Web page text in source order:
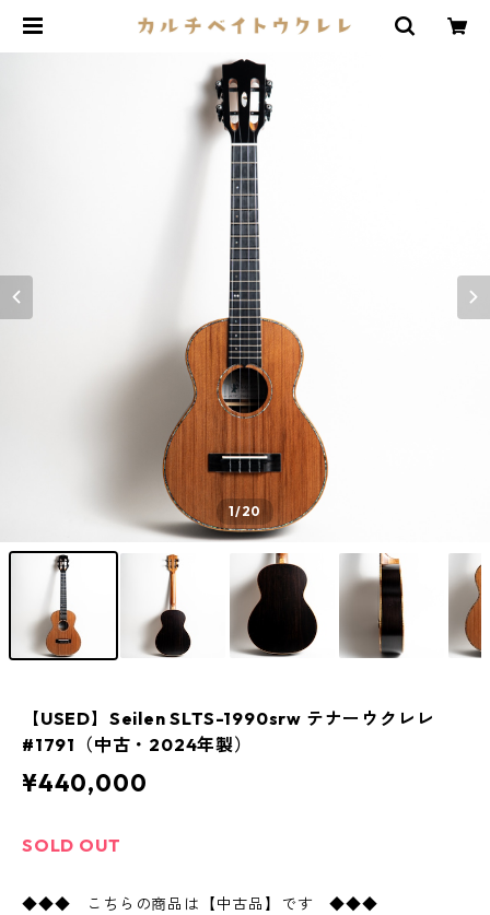
1/20
【USED】Seilen SLTS-1990srw テナーウクレレ
#1791（中古・2024年製）
¥440,000
SOLD OUT
◆◆◆ こちらの商品は【中古品】です ◆◆◆